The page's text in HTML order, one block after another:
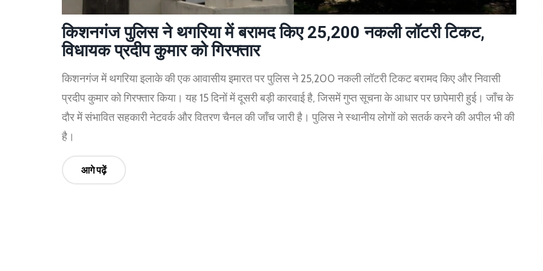
किशनगंज पुलिस ने थगरिया में बरामद किए 25,200 नकली लॉटरी टिकट,
विधायक प्रदीप कुमार को गिरफ्तार
किशनगंज में थगरिया इलाके की एक आवासीय इमारत पर पुलिस ने 25,200 नकली लॉटरी टिकट बरामद किए और निवासी
प्रदीप कुमार को गिरफ्तार किया। यह 15 दिनों में दूसरी बड़ी कारवाई है, जिसमें गुप्त सूचना के आधार पर छापेमारी हुई। जाँच के
दौर में संभावित सहकारी नेटवर्क और वितरण चैनल की जाँच जारी है। पुलिस ने स्थानीय लोगों को सतर्क करने की अपील भी की
है।
आगे पढ़ें